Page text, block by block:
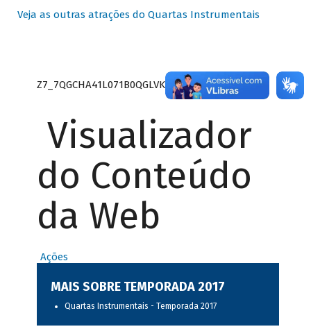
Veja as outras atrações do Quartas Instrumentais
Z7_7QGCHA41L071B0QGLVK8P22GJ7
Visualizador
do Conteúdo
da Web
Ações
MAIS SOBRE TEMPORADA 2017
Quartas Instrumentais - Temporada 2017